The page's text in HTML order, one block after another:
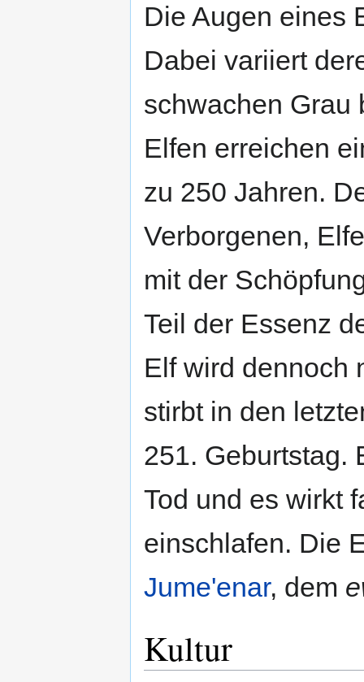
Die Augen eines
Dabei variiert
schwachen Grau
Elfen erreichen
zu 250 Jahren.
Verborgenen,
mit der
Teil der Essenz
Elf wird dennoch
stirbt in den
251. Geburtstag.
Tod und es wirkt
einschlafen. Die
Jume'enar, dem
Kultur